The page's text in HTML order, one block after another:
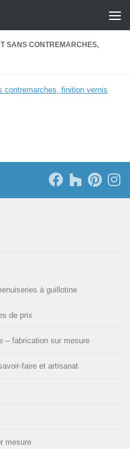
SANS CONTREMARCHES,
à guillotine
de prix
– fabrication sur mesure
faire et artisanat
mesure